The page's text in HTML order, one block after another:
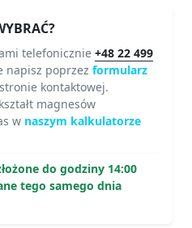
telefonicznie +48 22 499
napisz poprzez formularz
kontaktowej.
magnesów
w naszym kalkulatorze
do godziny 14:00
tego samego dnia